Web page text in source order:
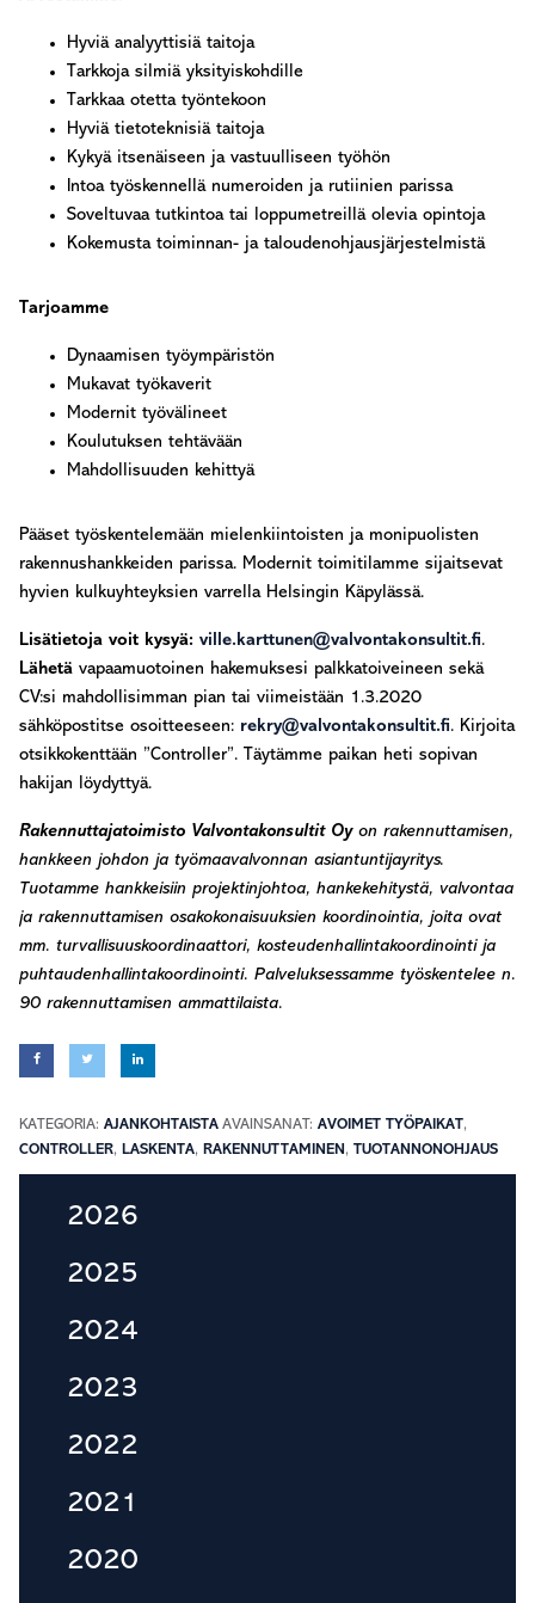
Hyviä analyyttisiä taitoja
Tarkkoja silmiä yksityiskohdille
Tarkkaa otetta työntekoon
Hyviä tietoteknisiä taitoja
Kykyä itsenäiseen ja vastuulliseen työhön
Intoa työskennellä numeroiden ja rutiinien parissa
Soveltuvaa tutkintoa tai loppumetreillä olevia opintoja
Kokemusta toiminnan- ja taloudenohjausjärjestelmistä
Tarjoamme
Dynaamisen työympäristön
Mukavat työkaverit
Modernit työvälineet
Koulutuksen tehtävään
Mahdollisuuden kehittyä
Pääset työskentelemään mielenkiintoisten ja monipuolisten
rakennushankkeiden parissa. Modernit toimitilamme sijaitsevat
hyvien kulkuyhteyksien varrella Helsingin Käpylässä.
Lisätietoja voit kysyä: ville.karttunen@valvontakonsultit.fi.
Lähetä vapaamuotoinen hakemuksesi palkkatoiveineen sekä
CV:si mahdollisimman pian tai viimeistään 1.3.2020
sähköpostitse osoitteeseen: rekry@valvontakonsultit.fi. Kirjoita
otsikkokenttään ”Controller”. Täytämme paikan heti sopivan
hakijan löydyttyä.
Rakennuttajatoimisto Valvontakonsultit Oy on rakennuttamisen,
hankkeen johdon ja työmaavalvonnan asiantuntijayritys.
Tuotamme hankkeisiin projektinjohtoa, hankekehitystä, valvontaa
ja rakennuttamisen osakokonaisuuksien koordinointia, joita ovat
mm. turvallisuuskoordinaattori, kosteudenhallintakoordinointi ja
puhtaudenhallintakoordinointi. Palveluksessamme työskentelee n.
90 rakennuttamisen ammattilaista.
KATEGORIA: AJANKOHTAISTA AVAINSANAT: AVOIMET TYÖPAIKAT,
CONTROLLER, LASKENTA, RAKENNUTTAMINEN , TUOTANNONOHJAUS
Ensisijainen
sivupalkki
2026
2025
2024
2023
2022
2021
2020